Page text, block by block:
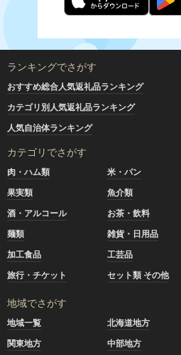
ランキングでさがす
おすすめ総合人気返礼品ランキング
カテゴリ別人気返礼品ランキング
人気自治体ランキング
カテゴリでさがす
肉・ハム類 米・パン
果実類
魚介類
酒・アルコール
お茶・飲料
麺類
雑貨・日用品
加工食品
工芸品
旅行・チケット
セット類 その他
地域でさがす
地域一覧 北海道地方
関東地方
中部地方